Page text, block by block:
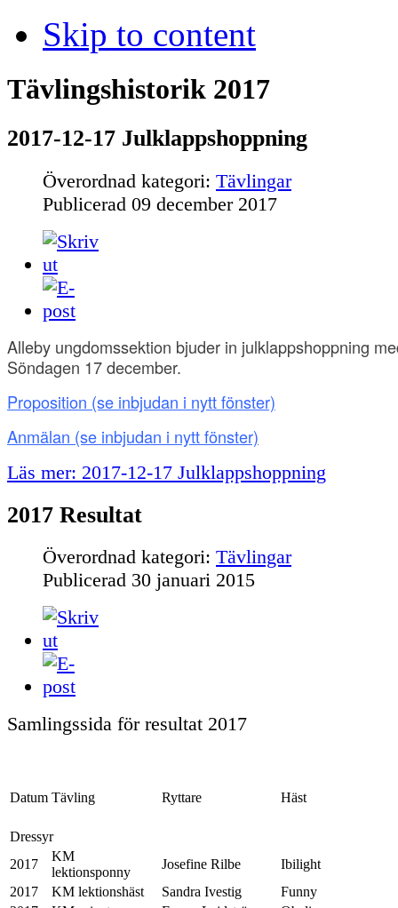
Skip to content
Tävlingshistorik 2017
2017-12-17 Julklappshoppning
Överordnad kategori: Tävlingar
Publicerad 09 december 2017
Alleby ungdomssektion bjuder in julklappshoppning
Söndagen 17 december.
Proposition (se inbjudan i nytt fönster)
Anmälan (se inbjudan i nytt fönster)
Läs mer: 2017-12-17 Julklappshoppning
2017 Resultat
Överordnad kategori: Tävlingar
Publicerad 30 januari 2015
Samlingssida för resultat 2017
Datum Tävling Ryttare Häst
Dressyr
2017
KM
lektionsponny
Josefine Rilbe
Ibilight
2017
KM lektionshäst Sandra Ivestig
Funny